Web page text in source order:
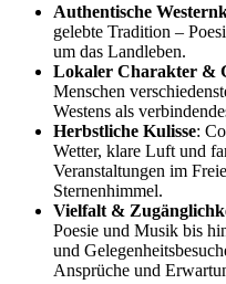
Authentische
gelebte Tradition –
um das Landleben.
Lokaler Charakter &
Menschen
Westens als
Herbstliche Kulisse:
Wetter, klare Luft und
Veranstaltungen im
Sternenhimmel.
Vielfalt &
Poesie und Musik bis
und
Ansprüche und